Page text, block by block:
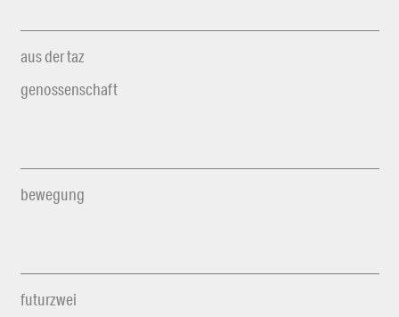
aus der taz
genossenschaft
bewegung
futurzwei